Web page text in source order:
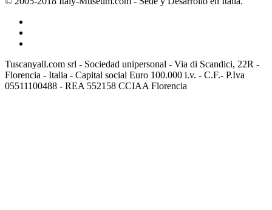
Tuscanyall.com srl - Sociedad unipersonal - Via di Scandici, 22R -
Florencia - Italia - Capital social Euro 100.000 i.v. - C.F.- P.Iva
05511100488 - REA 552158 CCIAA Florencia